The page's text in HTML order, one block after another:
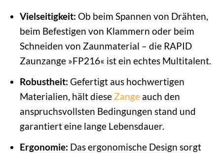
Vielseitigkeit: Ob beim Spannen von Drähten,
beim Befestigen von Klammern oder beim
Schneiden von Zaunmaterial – die RAPID
Zaunzange »FP216« ist ein echtes Multitalent.
Robustheit: Gefertigt aus hochwertigen
Materialien, hält diese Zangeauch den
anspruchsvollsten Bedingungen stand und
garantiert eine lange Lebensdauer.
Ergonomie: Das ergonomische Design sorgt